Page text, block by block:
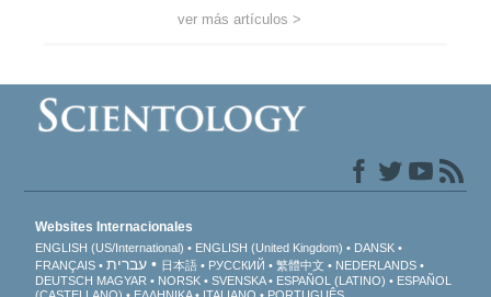
ver más artículos >
Websites Internacionales
ENGLISH (US/International) ENGLISH (United Kingdom)
DANSK
FRANÇAIS
עברית 日本語 РУССКИЙ 繁體中文
NEDERLANDS
DEUTSCH MAGYAR NORSK SVENSKA ESPAÑOL (LATINO)
ESPAÑOL